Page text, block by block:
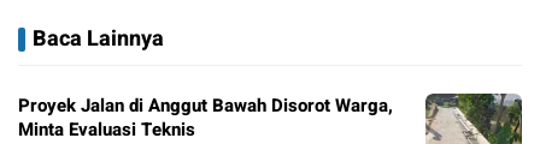
Baca Lainnya
Proyek Jalan di Anggut Bawah Disorot Warga,
Minta Evaluasi Teknis